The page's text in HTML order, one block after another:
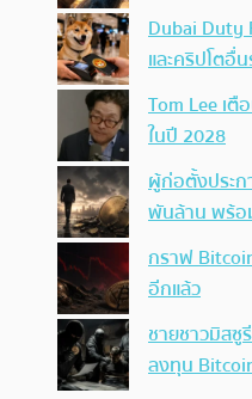
Dubai Duty
และคริปโตอื่
Tom Lee เ
ในปี 2028
ผู้ก่อตั้งประ
พันล้าน พร้อ
กราฟ
อีกแล้ว
ชายชาวมิส
ลงทุน